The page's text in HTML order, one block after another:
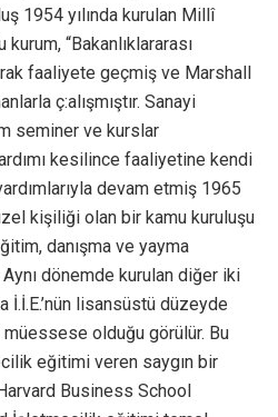
1954 yılında kurulan Millî
“Bakanlıklararası
faaliyete geçmiş ve Marshall
ç:alışmıştır. Sanayi
seminer ve kurslar
kesilince faaliyetine kendi
devam etmiş 1965
kişiliği olan bir kamu kuruluşu
danışma ve yayma
dönemde kurulan diğer iki
İ.İ.E.’nün lisansüstü düzeyde
olduğu görülür. Bu
eğitimi veren saygın bir
Business School